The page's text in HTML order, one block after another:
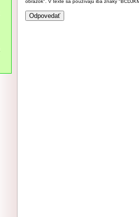
obrázok". V texte sa používajú iba znaky